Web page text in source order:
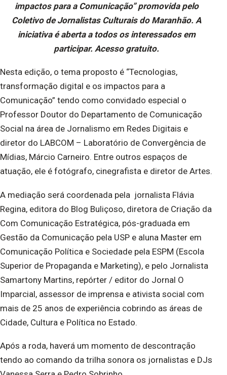
impactos para a Comunicação” promovida pelo
Coletivo de Jornalistas Culturais do Maranhão. A
iniciativa é aberta a todos os interessados em
participar. Acesso gratuito.
Nesta edição, o tema proposto é “Tecnologias,
transformação digital e os impactos para a
Comunicação” tendo como convidado especial o
Professor Doutor do Departamento de Comunicação
Social na área de Jornalismo em Redes Digitais e
diretor do LABCOM – Laboratório de Convergência de
Mídias, Márcio Carneiro. Entre outros espaços de
atuação, ele é fotógrafo, cinegrafista e diretor de Artes.
A mediação será coordenada pela jornalista Flávia
Regina, editora do Blog Buliçoso, diretora de Criação da
Com Comunicação Estratégica, pós-graduada em
Gestão da Comunicação pela USP e aluna Master em
Comunicação Política e Sociedade pela ESPM (Escola
Superior de Propaganda e Marketing), e pelo Jornalista
Samartony Martins, repórter / editor do Jornal O
Imparcial, assessor de imprensa e ativista social com
mais de 25 anos de experiência cobrindo as áreas de
Cidade, Cultura e Política no Estado.
Após a roda, haverá um momento de descontração
tendo ao comando da trilha sonora os jornalistas e DJs